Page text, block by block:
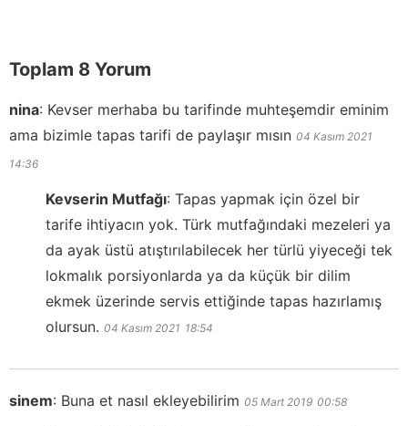
Toplam 8 Yorum
nina: Kevser merhaba bu tarifinde muhteşemdir eminim
ama bizimle tapas tarifi de paylaşır mısın 04 Kasım 2021
14:36
Kevserin Mutfağı: Tapas yapmak için özel bir
tarife ihtiyacın yok. Türk mutfağındaki mezeleri ya
da ayak üstü atıştırılabilecek her türlü yiyeceği tek
lokmalık porsiyonlarda ya da küçük bir dilim
ekmek üzerinde servis ettiğinde tapas hazırlamış
olursun. 04 Kasım 2021 18:54
sinem: Buna et nasıl ekleyebilirim 05 Mart 2019 00:58